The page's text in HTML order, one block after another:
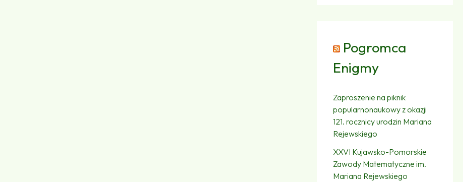
Pogromca
Enigmy
Zaproszenie na piknik
popularnonaukowy z okazji
121. rocznicy urodzin Mariana
Rejewskiego
XXVI Kujawsko-Pomorskie
Zawody Matematyczne im.
Mariana Rejewskiego